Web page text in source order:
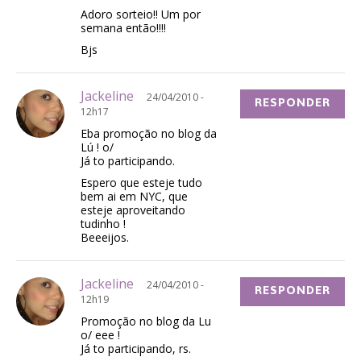
Adoro sorteio!! Um por
semana então!!!!
Bjs
Jackeline
24/04/2010 -
12h17
Eba promoção no blog da
Lú ! o/
Já to participando.
Espero que esteje tudo
bem ai em NYC, que
esteje aproveitando
tudinho !
Beeeijos.
RESPONDER
Jackeline
24/04/2010 -
12h19
Promoção no blog da Lu
o/ eee !
Já to participando, rs.
RESPONDER